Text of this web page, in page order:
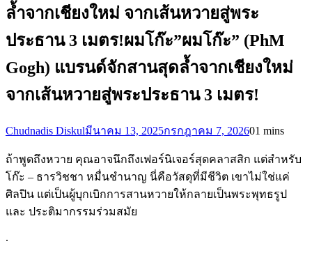
ล้ำจากเชียงใหม่ จากเส้นหวายสู่พระ
ประธาน 3 เมตร!ผมโก๊ะ”ผมโก๊ะ” (PhM
Gogh) แบรนด์จักสานสุดล้ำจากเชียงใหม่
จากเส้นหวายสู่พระประธาน 3 เมตร!
Chudnadis Diskulมีนาคม 13, 2025กรกฎาคม 7, 202601 mins
ถ้าพูดถึงหวาย คุณอาจนึกถึงเฟอร์นิเจอร์สุดคลาสสิก แต่สำหรับ
โก๊ะ – ธารวิชชา หมื่นชำนาญ นี่คือวัสดุที่มีชีวิต เขาไม่ใช่แค่
ศิลปิน แต่เป็นผู้บุกเบิกการสานหวายให้กลายเป็นพระพุทธรูป
และ ประติมากรรมร่วมสมัย
.